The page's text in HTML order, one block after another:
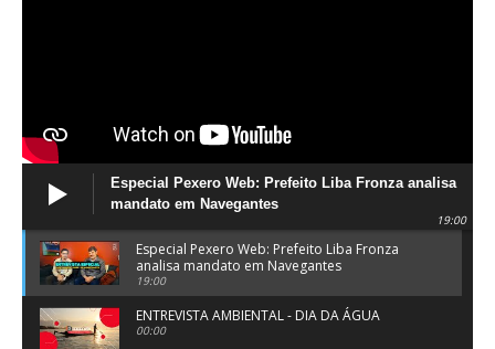
Especial Pexero Web: Prefeito Liba Fronza analisa
mandato em Navegantes
19:00
Especial Pexero Web: Prefeito Liba Fronza
analisa mandato em Navegantes
19:00
ENTREVISTA AMBIENTAL - DIA DA ÁGUA
00:00